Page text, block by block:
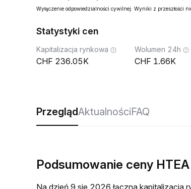
Wyłączenie odpowiedzialności cywilnej: Wyniki z przeszłości
Statystyki cen
Kapitalizacja rynkowa
236.05K
Wolumen 24h
1.66K
PrzeglądAktualnościFAQ
Podsumowanie ceny
Na dzień 9 sie 2026 łączna